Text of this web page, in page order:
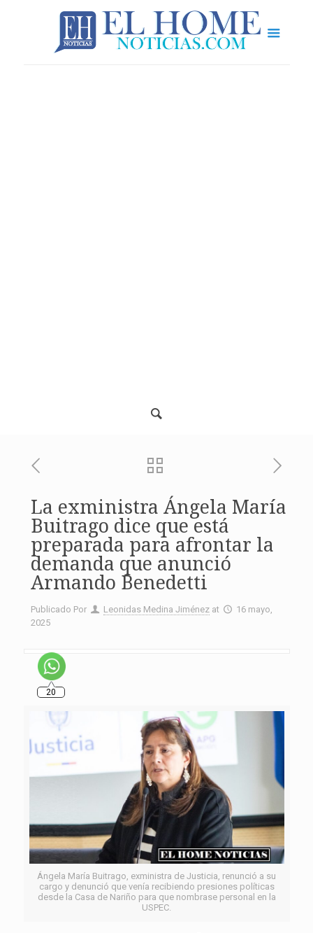
La exministra Ángela María
Buitrago dice que está
preparada para afrontar la
demanda que anunció
Armando Benedetti
Publicado Por Leonidas Medina Jiménez at
16 mayo,
2025
20
Ángela María Buitrago, exministra de Justicia, renunció a su
cargo y denunció que venía recibiendo presiones políticas
desde la Casa de Nariño para que nombrase personal en la
USPEC.